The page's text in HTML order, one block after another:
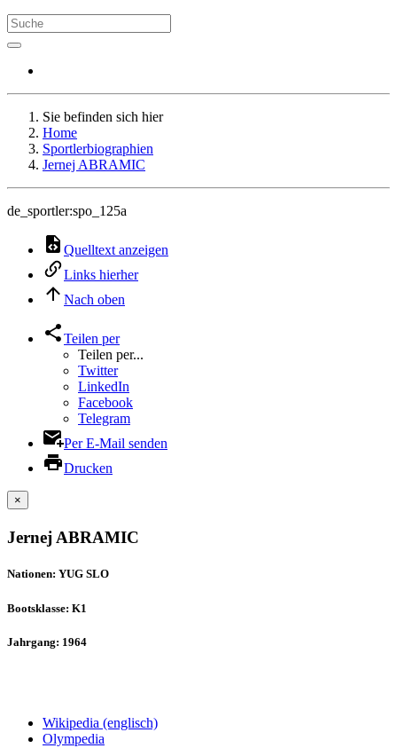
Sie befinden sich hier
Home
Sportlerbiographien
Jernej ABRAMIC
de_sportler:spo_125a
Quelltext anzeigen
Links hierher
Nach oben
Teilen per
Teilen per...
Twitter
LinkedIn
Facebook
Telegram
Per E-Mail senden
Drucken
×
Jernej ABRAMIC
Nationen: YUG SLO
Bootsklasse: K1
Jahrgang: 1964
Wikipedia (englisch)
Olympedia